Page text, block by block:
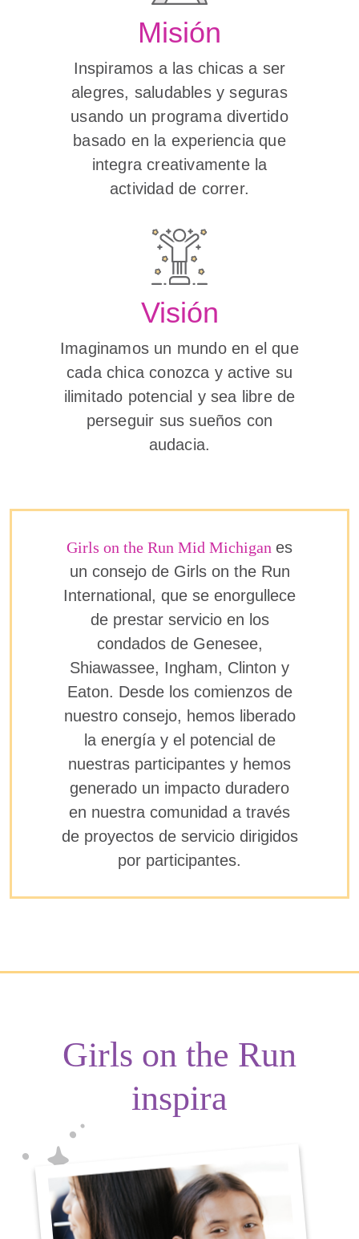
Misión
Inspiramos a las chicas a ser
alegres, saludables y seguras
usando un programa divertido
basado en la experiencia que
integra creativamente la
actividad de correr.
Visión
Imaginamos un mundo en el que
cada chica conozca y active su
ilimitado potencial y sea libre de
perseguir sus sueños con
audacia.
Girls on the Run Mid Michigan es
un consejo de Girls on the Run
International, que se enorgullece
de prestar servicio en los
condados de Genesee,
Shiawassee, Ingham, Clinton y
Eaton. Desde los comienzos de
nuestro consejo, hemos liberado
la energía y el potencial de
nuestras participantes y hemos
generado un impacto duradero
en nuestra comunidad a través
de proyectos de servicio dirigidos
por participantes.
Girls on the Run
inspira